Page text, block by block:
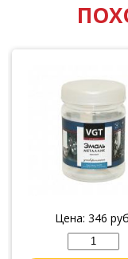
Цена: 346